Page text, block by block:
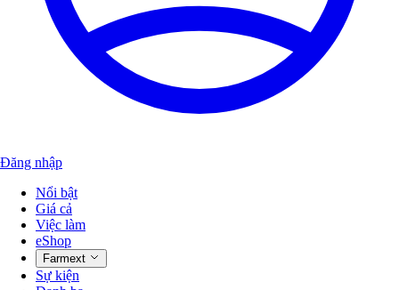
Đăng nhập
Nổi bật
Giá cả
Việc làm
eShop
Farmext
Sự kiện